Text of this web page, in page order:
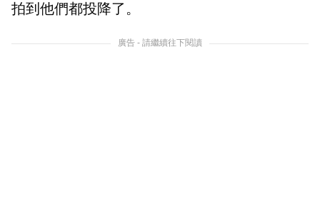
拍到他們都投降了。
廣告 - 請繼續往下閱讀